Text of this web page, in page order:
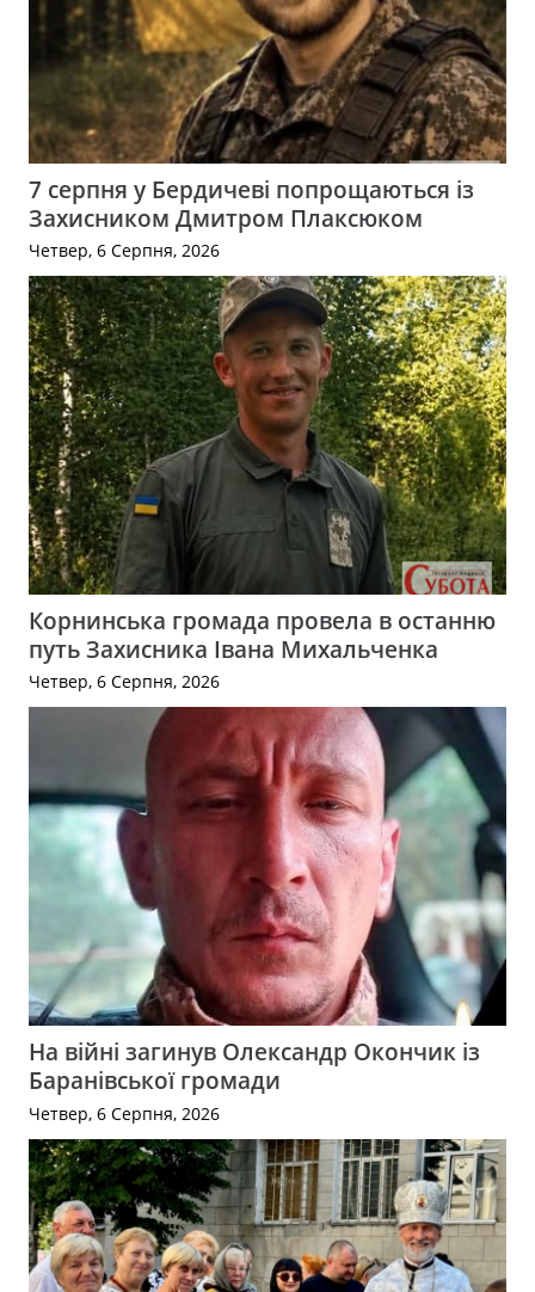
7 серпня у Бердичеві попрощаються із
Захисником Дмитром Плаксюком
Четвер, 6 Серпня, 2026
Корнинська громада провела в останню
путь Захисника Івана Михальченка
Четвер, 6 Серпня, 2026
На війні загинув Олександр Окончик із
Баранівської громади
Четвер, 6 Серпня, 2026